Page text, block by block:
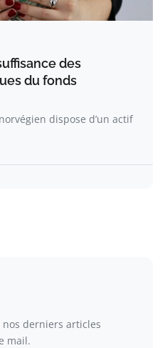
des
du fonds
dispose d’un actif
derniers articles
mail.